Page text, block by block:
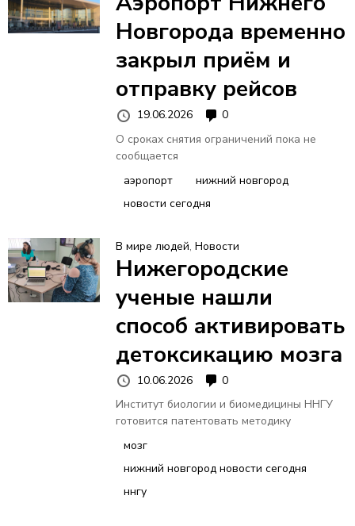
Новгорода временно
закрыл приём и
отправку рейсов
19.06.2026
0
О сроках снятия ограничений пока не
сообщается
аэропорт
нижний новгород
новости сегодня
В мире людей, Новости
Нижегородские
ученые нашли
способ активировать
детоксикацию мозга
10.06.2026
0
Институт биологии и биомедицины ННГУ
готовится патентовать методику
мозг
нижний новгород новости сегодня
ннгу